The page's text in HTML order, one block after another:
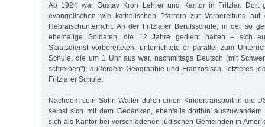
Ab 1924 war Gustav Kron Lehrer und Kantor in Fritzlar. Dort
evangelischen wie katholischen Pfarrern zur Vorbereitung auf
Hebräischunterricht. An der Fritzlarer Berufsschule, in der so
ehemalige Soldaten, die 12 Jahre gedient hatten – sich
Staatsdienst vorbereiteten, unterrichtete er parallel zum
Schule, die um 1 Uhr aus war, nachmittags Deutsch (mit
schreiben"); außerdem Geographie und Französisch, letzteres
Fritzlarer Schule.
Nachdem sein Sohn Walter durch einen Kindertransport in die
selbst sich mit dem Gedanken, ebenfalls dorthin
sich als Kantor bei verschiedenen jüdischen Gemeinden in